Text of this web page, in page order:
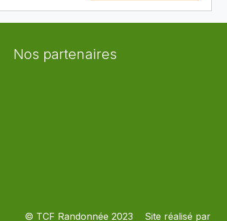
Nos partenaires
© TCF Randonnée 2023 Site réalisé par